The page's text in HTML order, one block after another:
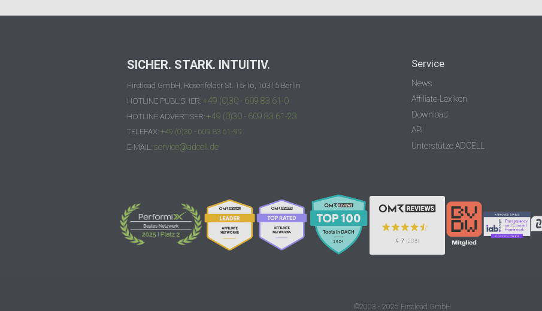
SICHER. STARK. INTUITIV.
Firstlead GmbH, Rosenfelder St. 15-16, 10315 Berlin
HOTLINE PUBLISHER: +49 (0)30 - 609 83 61-0
HOTLINE ADVERTISER: +49 (0)30 - 609 83 61-23
TELEFAX: +49 (0)30 - 609 83 61-99
E-MAIL: service@adcell.de
Service
News
Affiliate-Lexikon
Download
API
Unterstütze ADCELL
©2003 - 2026 Firstlead GmbH